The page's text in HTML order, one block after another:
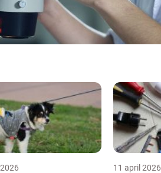
11 april 2026